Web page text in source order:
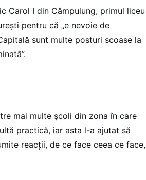
Carol I din Câmpulung, primul liceu
pentru că „e nevoie de
sunt multe posturi scoase la
mai multe școli din zona în care
practică, iar asta l-a ajutat să
reacții, de ce face ceea ce face,